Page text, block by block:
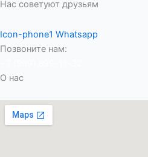
Нас советуют друзьям
Icon-phone1 Whatsapp
Позвоните нам:
О нас